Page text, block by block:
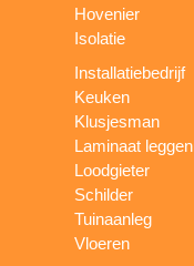
Hovenier
Isolatie
Installatiebedrijf
Keuken
Klusjesman
Laminaat leggen
Loodgieter
Schilder
Tuinaanleg
Vloeren